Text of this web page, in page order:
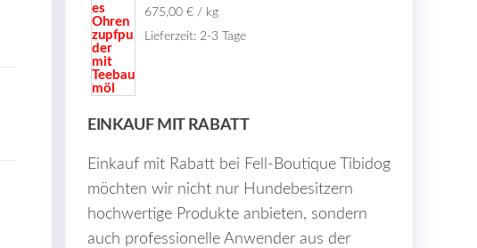
675,00 € / kg
Lieferzeit: 2-3 Tage
EINKAUF MIT RABATT
Einkauf mit Rabatt bei Fell-Boutique Tibidog
möchten wir nicht nur Hundebesitzern
hochwertige Produkte anbieten, sondern
auch professionelle Anwender aus der